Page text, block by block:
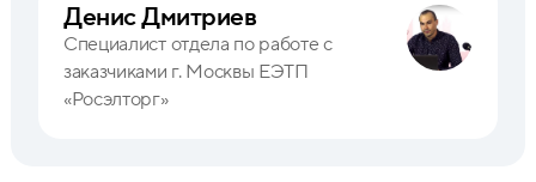
Денис Дмитриев
Специалист отдела по работе с
заказчиками г. Москвы ЕЭТП
«Росэлторг»